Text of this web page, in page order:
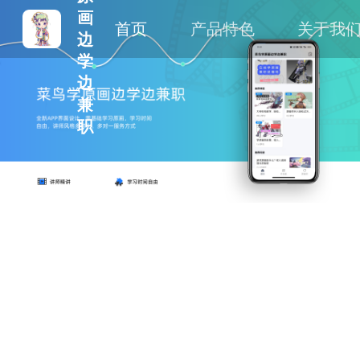
画
边
学
边
兼
职
首页 产品特色 关于我